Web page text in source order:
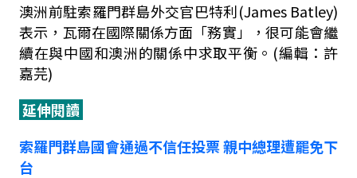
澳洲前駐索羅門群島外交官巴特利(James Batley)
表示，瓦爾在國際關係方面「務實」，很可能會繼
續在與中國和澳洲的關係中求取平衡。(編輯：許
嘉芫)
延伸閱讀
索羅門群島國會通過不信任投票 親中總理遭罷免下
台